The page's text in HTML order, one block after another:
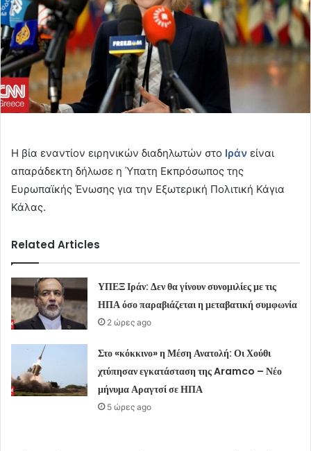
Η βία εναντίον ειρηνικών διαδηλωτών στο Ιράν είναι
απαράδεκτη δήλωσε η Ύπατη Εκπρόσωπος της
Ευρωπαϊκής Ένωσης για την Εξωτερική Πολιτική Κάγια
Κάλας.
Related Articles
ΥΠΕΞ Ιράν: Δεν θα γίνουν συνομιλίες με τις
ΗΠΑ όσο παραβιάζεται η μεταβατική συμφωνία
2 ώρες ago
Στο «κόκκινο» η Μέση Ανατολή: Οι Χούθι
χτύπησαν εγκατάσταση της Aramco – Νέο
μήνυμα Αραγτσί σε ΗΠΑ
5 ώρες ago